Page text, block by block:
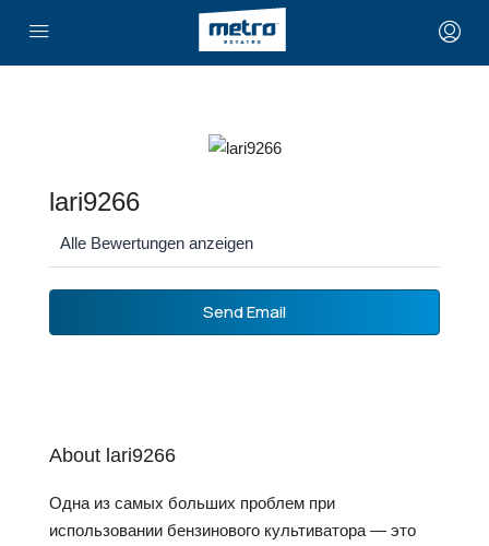
lari9266
Alle Bewertungen anzeigen
Send Email
About lari9266
Одна из самых больших проблем при
использовании бензинового культиватора — это